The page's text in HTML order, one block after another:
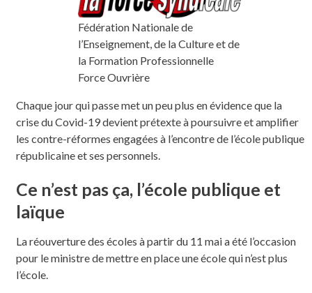
Fédération Nationale de
l’Enseignement, de la Culture et de
la Formation Professionnelle
Force Ouvrière
Chaque jour qui passe met un peu plus en évidence que la
crise du Covid-19 devient prétexte à poursuivre et amplifier
les contre-réformes engagées à l’encontre de l’école publique
républicaine et ses personnels.
Ce n’est pas ça, l’école publique et
laïque
La réouverture des écoles à partir du 11 mai a été l’occasion
pour le ministre de mettre en place une école qui n’est plus
l’école.